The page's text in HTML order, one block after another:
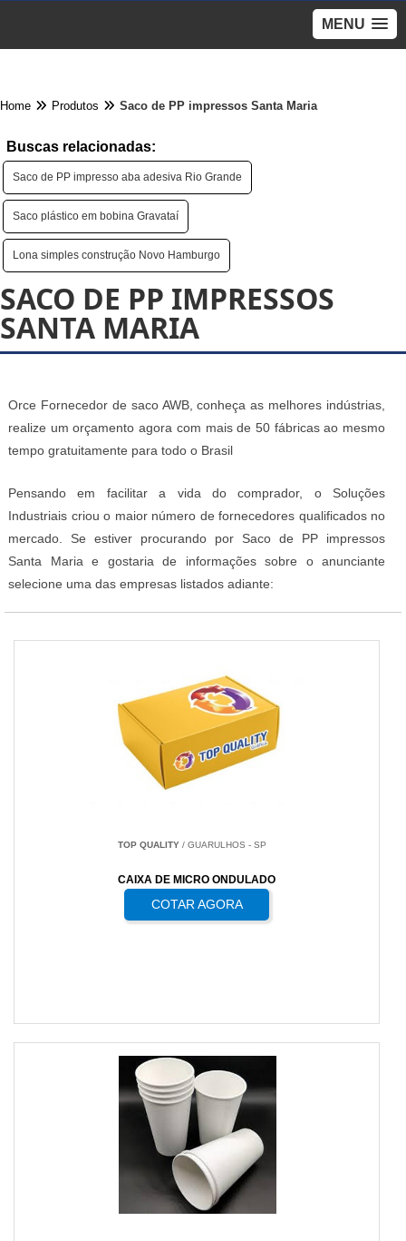
MENU
Home Produtos Saco de PP impressos Santa Maria
Buscas relacionadas:
Saco de PP impresso aba adesiva Rio Grande
Saco plástico em bobina Gravataí
Lona simples construção Novo Hamburgo
SACO DE PP IMPRESSOS
SANTA MARIA
Orce Fornecedor de saco AWB, conheça as melhores indústrias,
realize um orçamento agora com mais de 50 fábricas ao mesmo
tempo gratuitamente para todo o Brasil
Pensando em facilitar a vida do comprador, o Soluções
Industriais criou o maior número de fornecedores qualificados no
mercado. Se estiver procurando por Saco de PP impressos
Santa Maria e gostaria de informações sobre o anunciante
selecione uma das empresas listados adiante:
TOP QUALITY/ GUARULHOS - SP
CAIXA DE MICRO ONDULADO
COTAR AGORA